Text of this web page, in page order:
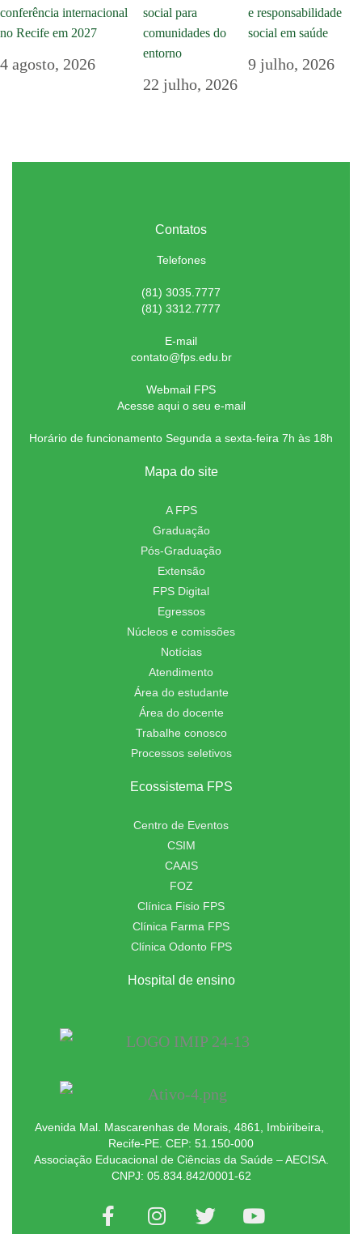
conferência internacional
no Recife em 2027
4 agosto, 2026
social para
comunidades do
entorno
22 julho, 2026
e responsabilidade
social em saúde
9 julho, 2026
Contatos
Telefones
(81) 3035.7777
(81) 3312.7777
E-mail
contato@fps.edu.br
Webmail FPS
Acesse aqui o seu e-mail
Horário de funcionamento Segunda a sexta-feira 7h às 18h
Mapa do site
A FPS
Graduação
Pós-Graduação
Extensão
FPS Digital
Egressos
Núcleos e comissões
Notícias
Atendimento
Área do estudante
Área do docente
Trabalhe conosco
Processos seletivos
Ecossistema FPS
Centro de Eventos
CSIM
CAAIS
FOZ
Clínica Fisio FPS
Clínica Farma FPS
Clínica Odonto FPS
Hospital de ensino
Avenida Mal. Mascarenhas de Morais, 4861, Imbiribeira,
Recife-PE. CEP: 51.150-000
Associação Educacional de Ciências da Saúde – AECISA.
CNPJ: 05.834.842/0001-62